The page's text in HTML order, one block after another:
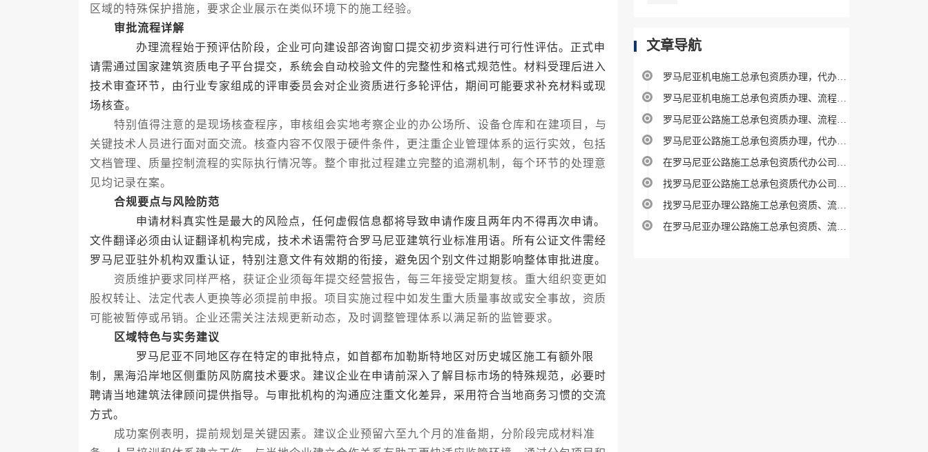
区域的特殊保护措施，要求企业展示在类似环境下的施工经验。
审批流程详解
办理流程始于预评估阶段，企业可向建设部咨询窗口提交初步资料进行可行性评估。正式申
请需通过国家建筑资质电子平台提交，系统会自动校验文件的完整性和格式规范性。材料受理后进入
技术审查环节，由行业专家组成的评审委员会对企业资质进行多轮评估，期间可能要求补充材料或现
场核查。
特别值得注意的是现场核查程序，审核组会实地考察企业的办公场所、设备仓库和在建项目，与
关键技术人员进行面对面交流。核查内容不仅限于硬件条件，更注重企业管理体系的运行实效，包括
文档管理、质量控制流程的实际执行情况等。整个审批过程建立完整的追溯机制，每个环节的处理意
见均记录在案。
合规要点与风险防范
申请材料真实性是最大的风险点，任何虚假信息都将导致申请作废且两年内不得再次申请。
文件翻译必须由认证翻译机构完成，技术术语需符合罗马尼亚建筑行业标准用语。所有公证文件需经
罗马尼亚驻外机构双重认证，特别注意文件有效期的衔接，避免因个别文件过期影响整体审批进度。
资质维护要求同样严格，获证企业须每年提交经营报告，每三年接受定期复核。重大组织变更如
股权转让、法定代表人更换等必须提前申报。项目实施过程中如发生重大质量事故或安全事故，资质
可能被暂停或吊销。企业还需关注法规更新动态，及时调整管理体系以满足新的监管要求。
区域特色与实务建议
罗马尼亚不同地区存在特定的审批特点，如首都布加勒斯特地区对历史城区施工有额外限
制，黑海沿岸地区侧重防风防腐技术要求。建议企业在申请前深入了解目标市场的特殊规范，必要时
聘请当地建筑法律顾问提供指导。与审批机构的沟通应注重文化差异，采用符合当地商务习惯的交流
方式。
成功案例表明，提前规划是关键因素。建议企业预留六至九个月的准备期，分阶段完成材料准
文章导航
罗马尼亚机电施工总承包资质办理，代办机构
罗马尼亚机电施工总承包资质办理、流程、费用及条件指南
罗马尼亚公路施工总承包资质办理、流程、费用及条件指南
罗马尼亚公路施工总承包资质办理，代办机构
在罗马尼亚公路施工总承包资质代办公司指南
找罗马尼亚公路施工总承包资质代办公司指南
找罗马尼亚办理公路施工总承包资质、流程、费用及条件指南
在罗马尼亚办理公路施工总承包资质、流程、费用及条件指南